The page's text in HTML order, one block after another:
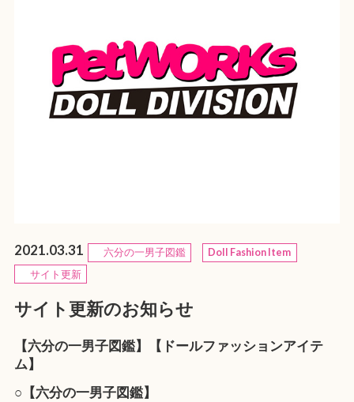
2021.03.31 六分の一男子図鑑
Doll Fashion Item
サイト更新
サイト更新のお知らせ
【六分の一男子図鑑】【ドールファッションアイテ
ム】
○【六分の一男子図鑑】